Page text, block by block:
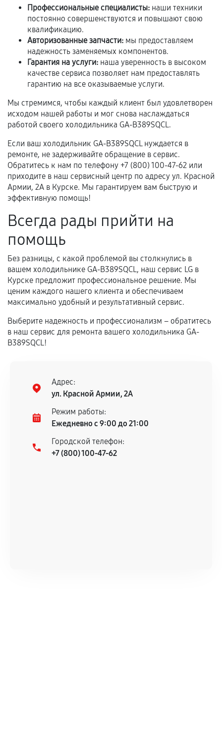
продавца. За качество сторонних деталей
сервисный центр ответственности не несет.
Профессиональные специалисты: наши техники
постоянно совершенствуются и повышают свою
квалификацию.
Авторизованные запчасти: мы предоставляем
надежность заменяемых компонентов.
Гарантия на услуги: наша уверенность в высоком
качестве сервиса позволяет нам предоставлять
гарантию на все оказываемые услуги.
Мы стремимся, чтобы каждый клиент был удовлетворен
исходом нашей работы и мог снова наслаждаться
работой своего холодильника GA-B389SQCL.
Если ваш холодильник GA-B389SQCL нуждается в
ремонте, не задерживайте обращение в сервис.
Обратитесь к нам по телефону +7 (800) 100-47-62 или
приходите в наш сервисный центр по адресу ул. Красной
Армии, 2А в Курске. Мы гарантируем вам быструю и
эффективную помощь!
Всегда рады прийти на
помощь
Без разницы, с какой проблемой вы столкнулись в
вашем холодильнике GA-B389SQCL, наш сервис LG в
Курске предложит профессиональное решение. Мы
ценим каждого нашего клиента и обеспечиваем
максимально удобный и результативный сервис.
Выберите надежность и профессионализм – обратитесь
в наш сервис для ремонта вашего холодильника GA-
B389SQCL!
Адрес:
ул. Красной Армии, 2А
Режим работы:
Ежедневно с 9:00 до 21:00
Городской телефон:
+7 (800) 100-47-62